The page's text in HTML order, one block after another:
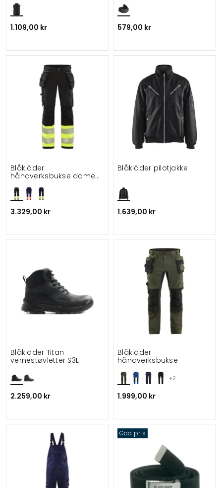
1.109,00 kr 579,00 kr
Blåkläder
håndverksbukse dame
3.329,00 kr
Blåkläder pilotjakke
1.639,00 kr
Blåkläder Titan
vernestøvletter S3L
2.259,00 kr
+2
Blåkläder
håndverksbukse
1.999,00 kr
God pris